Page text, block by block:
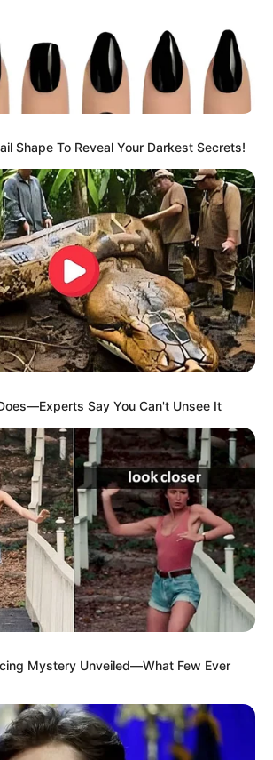
Feldberg im Schwarzwald) als
Parkplätzen auf dem Stadtplan bzw.
OpenStreetMap:
Karte zeigen.
Veranstaltung kostenlos
Bilder dieser Seite dürfen unter
für private und kommerzielle
benutzt werden. Weiteres siehe
Bauern schon seit Jahrtausenden
Shape To Reveal Your Darkest Secrets!
Say You Can't Unsee It
Mystery Unveiled—What Few Ever